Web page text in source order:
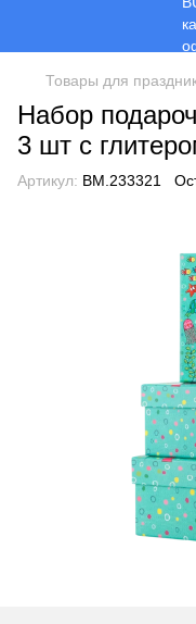
Товары для
Набор
3 шт с
Артикул: BM.233321